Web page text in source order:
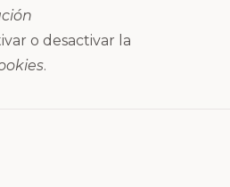
o desactivar la
.